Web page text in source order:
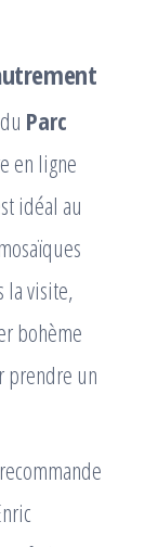
Parc
en ligne
idéal au
la visite,
bohème
prendre un